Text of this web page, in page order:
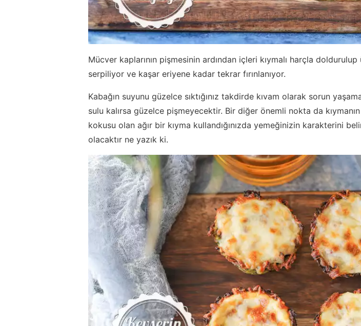
Mücver kaplarının pişmesinin ardından içleri kıymalı harçla
serpiliyor ve kaşar eriyene kadar tekrar fırınlanıyor.
Kabağın suyunu güzelce sıktığınız takdirde kıvam olarak sorun
sulu kalırsa güzelce pişmeyecektir. Bir diğer önemli nokta da
kokusu olan ağır bir kıyma kullandığınızda yemeğinizin karakterini
olacaktır ne yazık ki.